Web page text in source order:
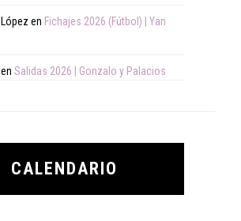
en Fichajes 2026 (Fútbol) | Yan
en Salidas 2026 | Gonzalo y Palacios
CALENDARIO